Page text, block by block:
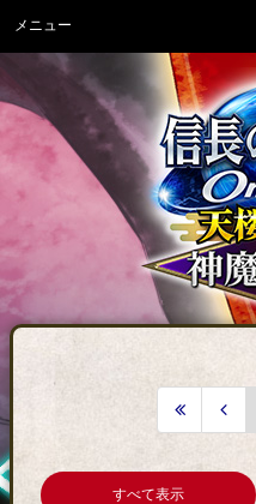
メニュー
トップページ
ゲーム紹介
サービス
コミュニティ
ネットカフェ
すべて表示